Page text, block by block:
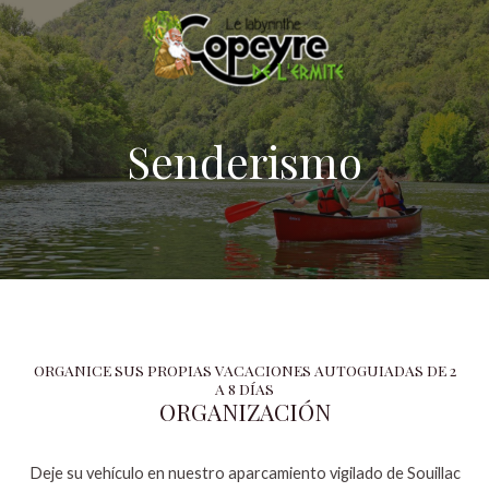
Ir
al
contenido
Senderismo
ORGANICE SUS PROPIAS VACACIONES AUTOGUIADAS DE 2
A 8 DÍAS
ORGANIZACIÓN
Deje su vehículo en nuestro aparcamiento vigilado de Souillac